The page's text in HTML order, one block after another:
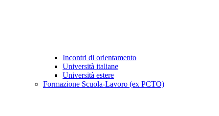
Incontri di orientamento
Università italiane
Università estere
Formazione Scuola-Lavoro (ex PCTO)